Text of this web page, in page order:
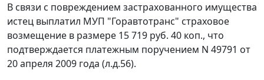
В связи с повреждением застрахованного имущества
истец выплатил МУП "Горавтотранс" страховое
возмещение в размере 15 719 руб. 40 коп., что
подтверждается платежным поручением N 49791 от
20 апреля 2009 года (л.д.56).